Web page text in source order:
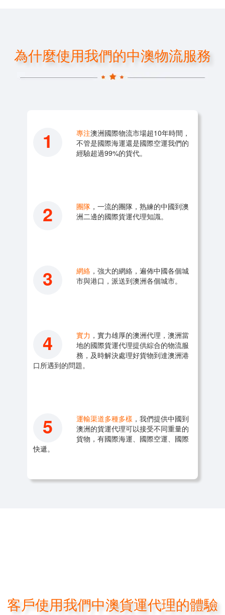
為什麼使用我們的中澳物流服務
1 專注澳洲國際物流市場超10年時間，
不管是國際海運還是國際空運我們的
經驗超過99%的貨代。
2 團隊 ，一流的團隊，熟練的中國到澳
洲二邊的國際貨運代理知識。
3 網絡 ，強大的網絡，遍佈中國各個城
市與港口，派送到澳洲各個城市。
4 實力 ，實力雄厚的澳洲代理，澳洲當
地的國際貨運代理提供綜合的物流服
務，及時解決處理好貨物到達澳洲港
口所遇到的問題。
5 運輸渠道多種多樣 ，我們提供中國到
澳洲的貨運代理可以接受不同重量的
貨物，有國際海運、國際空運、國際
快遞。
客戶使用我們中澳貨運代理的體驗